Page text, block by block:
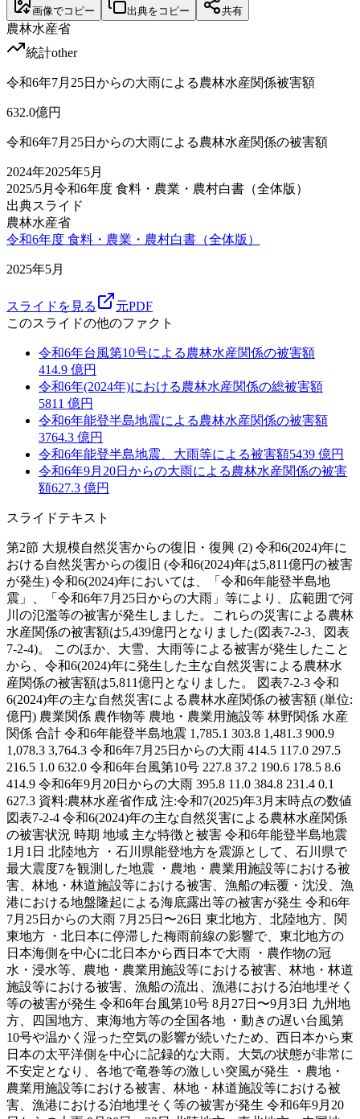
画像でコピー 出典をコピー 共有
農林水産省
統計other
令和6年7月25日からの大雨による農林水産関係被害額
632.0億円
令和6年7月25日からの大雨による農林水産関係の被害額
2024年2025年5月
2025/5月 令和6年度 食料・農業・農村白書（全体版）
出典スライド
農林水産省
令和6年度 食料・農業・農村白書（全体版）
2025年5月
スライドを見る
元PDF
このスライドの他のファクト
令和6年台風第10号による農林水産関係の被害額
414.9 億円
令和6年(2024年)における農林水産関係の総被害額
5811 億円
令和6年能登半島地震による農林水産関係の被害額
3764.3 億円
令和6年能登半島地震、大雨等による被害額5439 億円
令和6年9月20日からの大雨による農林水産関係の被害
額627.3 億円
スライドテキスト
第2節 大規模自然災害からの復旧・復興 (2) 令和6(2024)年に
おける自然災害からの復旧 (令和6(2024)年は5,811億円の被害
が発生) 令和6(2024)年においては、「令和6年能登半島地
震」、「令和6年7月25日からの大雨」等により、広範囲で河
川の氾濫等の被害が発生しました。これらの災害による農林
水産関係の被害額は5,439億円となりました(図表7-2-3、図表
7-2-4)。 このほか、大雪、大雨等による被害が発生したこと
から、令和6(2024)年に発生した主な自然災害による農林水
産関係の被害額は5,811億円となりました。 図表7-2-3 令和
6(2024)年の主な自然災害による農林水産関係の被害額 (単位:
億円) 農業関係 農作物等 農地・農業用施設等 林野関係 水産
関係 合計 令和6年能登半島地震 1,785.1 303.8 1,481.3 900.9
1,078.3 3,764.3 令和6年7月25日からの大雨 414.5 117.0 297.5
216.5 1.0 632.0 令和6年台風第10号 227.8 37.2 190.6 178.5 8.6
414.9 令和6年9月20日からの大雨 395.8 11.0 384.8 231.4 0.1
627.3 資料:農林水産省作成 注:令和7(2025)年3月末時点の数値
図表7-2-4 令和6(2024)年の主な自然災害による農林水産関係
の被害状況 時期 地域 主な特徴と被害 令和6年能登半島地震
1月1日 北陸地方 ・石川県能登地方を震源として、石川県で
最大震度7を観測した地震 ・農地・農業用施設等における被
害、林地・林道施設等における被害、漁船の転覆・沈没、漁
港における地盤隆起による海底露出等の被害が発生 令和6年
7月25日からの大雨 7月25日〜26日 東北地方、北陸地方、関
東地方 ・北日本に停滞した梅雨前線の影響で、東北地方の
日本海側を中心に北日本から西日本で大雨 ・農作物の冠
水・浸水等、農地・農業用施設等における被害、林地・林道
施設等における被害、漁船の流出、漁港における泊地埋そく
等の被害が発生 令和6年台風第10号 8月27日〜9月3日 九州地
方、四国地方、東海地方等の全国各地 ・動きの遅い台風第
10号や温かく湿った空気の影響が続いたため、西日本から東
日本の太平洋側を中心に記録的な大雨。大気の状態が非常に
不安定となり、各地で竜巻等の激しい突風が発生 ・農地・
農業用施設等における被害、林地・林道施設等における被
害、漁港における泊地埋そく等の被害が発生 令和6年9月20